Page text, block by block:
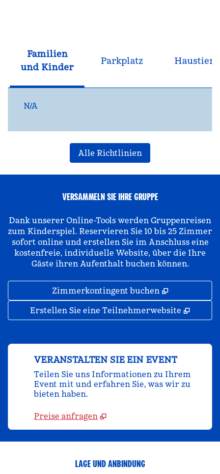
Familien
und Kinder
Parkplatz Haustiere
N/A
Alle Richtlinien
VERSAMMELN SIE IHRE GRUPPE
Dank unserer Online-Tools werden Gruppenreisen
zum Kinderspiel. Reservieren Sie 10 bis 25 Zimmer
sofort online und erstellen Sie im Anschluss eine
kostenfreie, individuelle Website, über die Ihre
Gäste ihren Aufenthalt buchen können.
Zimmerkontingent buchen ,
Erstellen Sie eine Teilnehmerwebsite ,
VERANSTALTEN SIE EIN EVENT
Teilen Sie uns Informationen zu Ihrem
Event mit und erfahren Sie, was wir zu
bieten haben.
Preise anfragen
LAGE UND ANBINDUNG